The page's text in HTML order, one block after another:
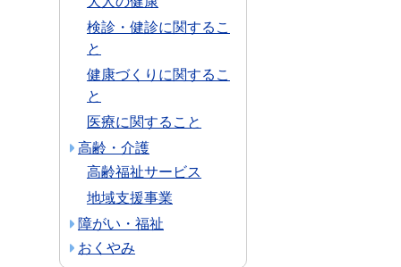
検診・健診に関するこ
と
健康づくりに関するこ
と
医療に関すること
高齢・介護
高齢福祉サービス
地域支援事業
障がい・福祉
おくやみ